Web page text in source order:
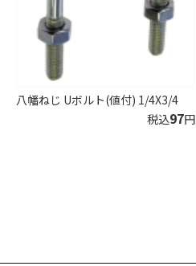
八幡ねじ Uボルト(値付) 1/4X3/4
税込97円